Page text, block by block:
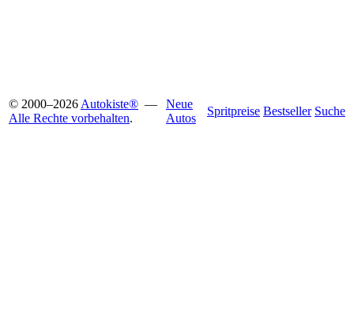
© 2000–2026 Autokiste® —
Alle Rechte vorbehalten.
Neue
Autos
Spritpreise Bestseller Suche